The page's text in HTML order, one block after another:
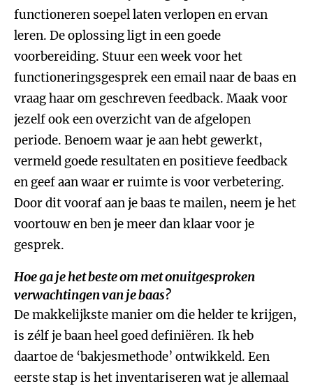
functioneren soepel laten verlopen en ervan
leren. De oplossing ligt in een goede
voorbereiding. Stuur een week voor het
functioneringsgesprek een email naar de baas en
vraag haar om geschreven feedback. Maak voor
jezelf ook een overzicht van de afgelopen
periode. Benoem waar je aan hebt gewerkt,
vermeld goede resultaten en positieve feedback
en geef aan waar er ruimte is voor verbetering.
Door dit vooraf aan je baas te mailen, neem je het
voortouw en ben je meer dan klaar voor je
gesprek.
Hoe ga je het beste om met onuitgesproken
verwachtingen van je baas?
De makkelijkste manier om die helder te krijgen,
is zélf je baan heel goed definiëren. Ik heb
daartoe de ‘bakjesmethode’ ontwikkeld. Een
eerste stap is het inventariseren wat je allemaal